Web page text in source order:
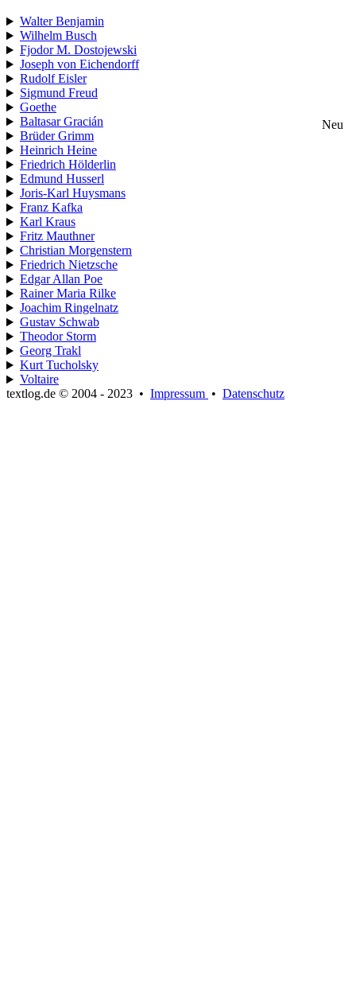
Walter Benjamin
Wilhelm Busch
Fjodor M. Dostojewski
Joseph von Eichendorff
Rudolf Eisler
Sigmund Freud
Goethe
Baltasar Gracián
Neu
Brüder Grimm
Heinrich Heine
Friedrich Hölderlin
Edmund Husserl
Joris-Karl Huysmans
Franz Kafka
Karl Kraus
Fritz Mauthner
Christian Morgenstern
Friedrich Nietzsche
Edgar Allan Poe
Rainer Maria Rilke
Joachim Ringelnatz
Gustav Schwab
Theodor Storm
Georg Trakl
Kurt Tucholsky
Voltaire
textlog.de © 2004 - 2023 • Impressum • Datenschutz